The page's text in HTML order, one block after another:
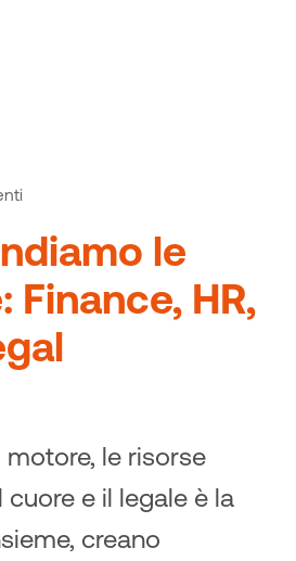
le
Finance, HR,
motore, le risorse
e il legale è la
creano